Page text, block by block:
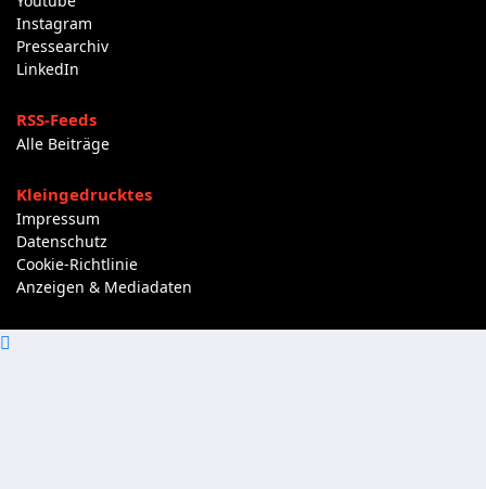
Instagram
Pressearchiv
LinkedIn
RSS-Feeds
Alle Beiträge
Kleingedrucktes
Impressum
Datenschutz
Cookie-Richtlinie
Anzeigen & Mediadaten